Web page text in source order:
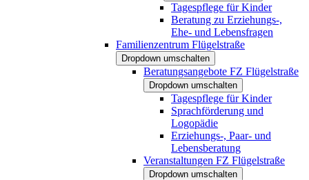
Tagespflege für Kinder
Beratung zu Erziehungs-,
Ehe- und Lebensfragen
Familienzentrum Flügelstraße
Dropdown umschalten
Beratungsangebote FZ Flügelstraße
Dropdown umschalten
Tagespflege für Kinder
Sprachförderung und
Logopädie
Erziehungs-, Paar- und
Lebensberatung
Veranstaltungen FZ Flügelstraße
Dropdown umschalten